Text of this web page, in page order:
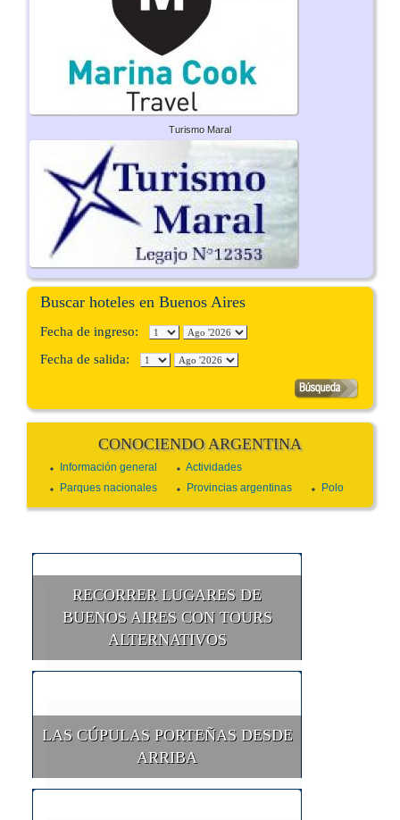
Turismo Maral
Buscar hoteles en Buenos Aires
Fecha de ingreso:
Fecha de salida:
CONOCIENDO ARGENTINA
Información general
Actividades
Parques nacionales
Provincias argentinas Polo
RECORRER LUGARES DE
BUENOS AIRES CON TOURS
ALTERNATIVOS
LAS CÚPULAS PORTEÑAS DESDE
ARRIBA